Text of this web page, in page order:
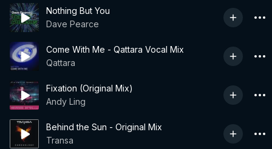
Nothing But You
Dave Pearce
Come With Me - Qattara Vocal Mix
Qattara
Fixation (Original Mix)
Andy Ling
Behind the Sun - Original Mix
Transa